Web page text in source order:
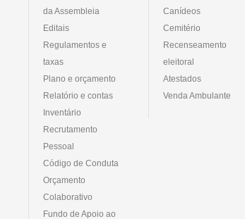
da Assembleia
Editais
Regulamentos e
taxas
Plano e orçamento
Relatório e contas
Inventário
Recrutamento
Pessoal
Código de Conduta
Orçamento
Colaborativo
Fundo de Apoio ao
Canídeos
Cemitério
Recenseamento
eleitoral
Atestados
Venda Ambulante